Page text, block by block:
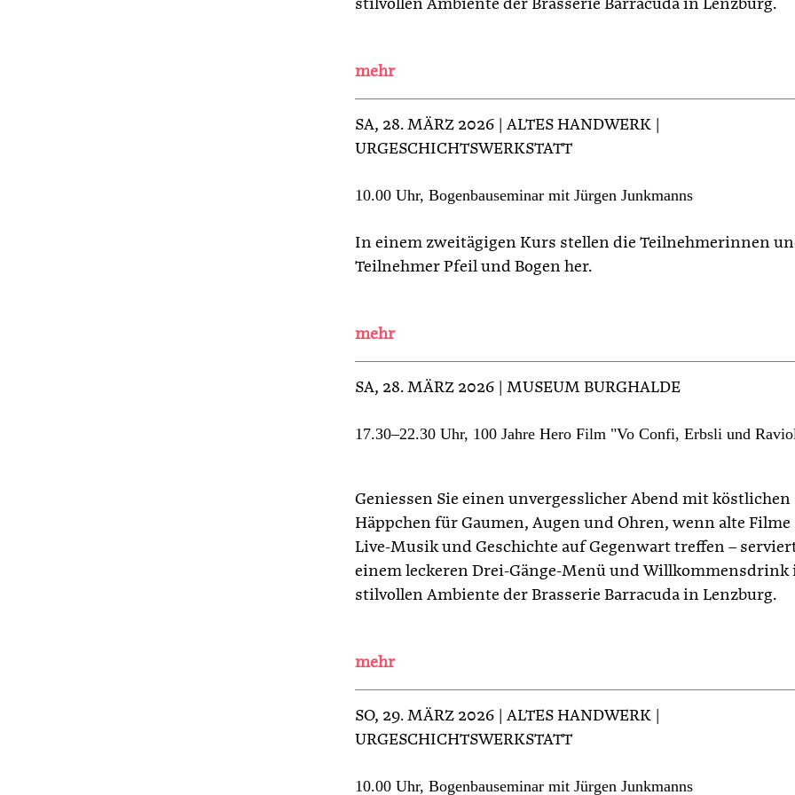
stilvollen Ambiente der Brasserie Barracuda in Lenzburg.
SA, 28. MÄRZ 2026 | ALTES HANDWERK |
URGESCHICHTSWERKSTATT
10.00 Uhr, Bogenbauseminar mit Jürgen Junkmanns
In einem zweitägigen Kurs stellen die Teilnehmerinnen
Teilnehmer Pfeil und Bogen her.
SA, 28. MÄRZ 2026 | MUSEUM BURGHALDE
17.30–22.30 Uhr, 100 Jahre Hero Film "Vo Confi, Erbsli und
Geniessen Sie einen unvergesslicher Abend mit köstlichen
Häppchen für Gaumen, Augen und Ohren, wenn alte Filme
Live-Musik und Geschichte auf Gegenwart treffen –
einem leckeren Drei-Gänge-Menü und Willkommensdrink
stilvollen Ambiente der Brasserie Barracuda in Lenzburg.
SO, 29. MÄRZ 2026 | ALTES HANDWERK |
URGESCHICHTSWERKSTATT
10.00 Uhr, Bogenbauseminar mit Jürgen Junkmanns